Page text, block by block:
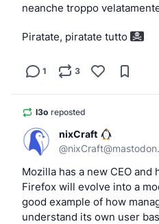
neanche troppo
Piratate, piratate tutto
1 3
l3o reposted
nixCraft
@
Mozilla has a new CEO
Firefox will evolve into a
good example of how
understand its own user